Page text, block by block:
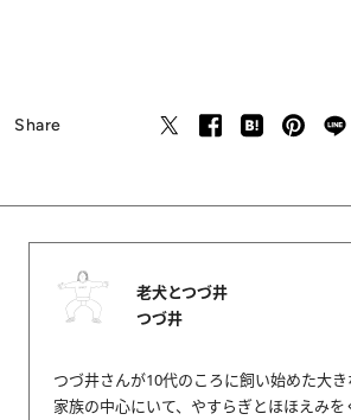
Share
老犬とつづ井
つづ井
つづ井さんが10代のころに飼い始めた大
家族の中心にいて、やすらぎとほほえみを